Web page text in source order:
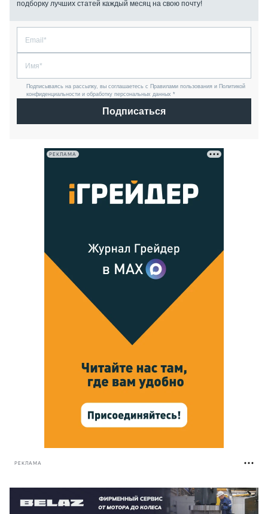
подборку лучших статей каждый месяц на свою почту!
Подписываясь на рассылку, вы соглашаетесь с Правилами пользования и Политикой
конфиденциальности и обработку персональных данных *
Подписаться
РЕКЛАМА
РЕКЛАМА